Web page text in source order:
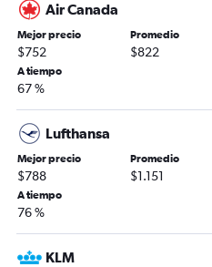
Air Canada
Mejor precio
$752
Promedio
$822
A tiempo
67 %
Lufthansa
Mejor precio
$788
Promedio
$1.151
A tiempo
76 %
KLM